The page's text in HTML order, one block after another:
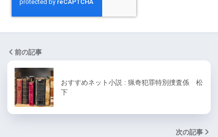
前の記事
おすすめネット小説 : 猟奇犯罪特別捜査係 松
下
次の記事